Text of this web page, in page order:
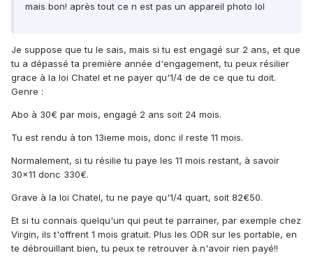
mais bon! après tout ce n est pas un appareil photo lol
Je suppose que tu le sais, mais si tu est engagé sur 2 ans, et que
tu a dépassé ta première année d'engagement, tu peux résilier
grace à la loi Chatel et ne payer qu'1/4 de de ce que tu doit.
Genre :
Abo à 30€ par mois, engagé 2 ans soit 24 mois.
Tu est rendu à ton 13ieme mois, donc il reste 11 mois.
Normalement, si tu résilie tu paye les 11 mois restant, à savoir
30x11 donc 330€.
Grave à la loi Chatel, tu ne paye qu'1/4 quart, soit 82€50.
Et si tu connais quelqu'un qui peut te parrainer, par exemple chez
Virgin, ils t'offrent 1 mois gratuit. Plus les ODR sur les portable, en
te débrouillant bien, tu peux te retrouver à n'avoir rien payé!!